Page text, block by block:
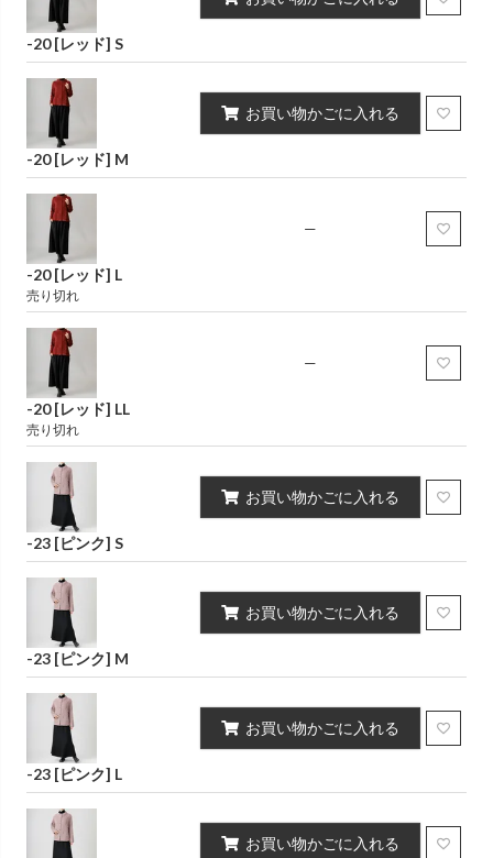
-20 [レッド] S
-20 [レッド] M
お買い物かごに入れる
-20 [レッド] L
売り切れ
—
-20 [レッド] LL
売り切れ
—
-23 [ピンク] S
お買い物かごに入れる
-23 [ピンク] M
お買い物かごに入れる
-23 [ピンク] L
お買い物かごに入れる
お買い物かごに入れる